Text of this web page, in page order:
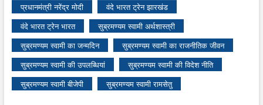
प्रधानमंत्री नरेंद्र मोदी
वंदे भारत ट्रेन झारखंड
वंदे भारत ट्रेन भारत
सुब्रमण्यम स्वामी अर्थशास्त्री
सुब्रमण्यम स्वामी का जन्मदिन
सुब्रमण्यम स्वामी का राजनीतिक जीवन
सुब्रमण्यम स्वामी की उपलब्धियां
सुब्रमण्यम स्वामी की विदेश नीति
सुब्रमण्यम स्वामी बीजेपी
सुब्रमण्यम स्वामी रामसेतु